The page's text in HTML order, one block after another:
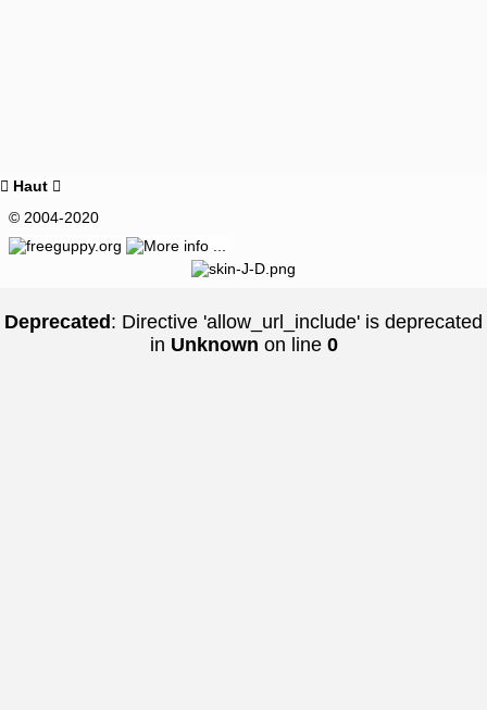
 Haut 
© 2004-2020
Deprecated: Directive 'allow_url_include' is deprecated
in Unknown on line 0